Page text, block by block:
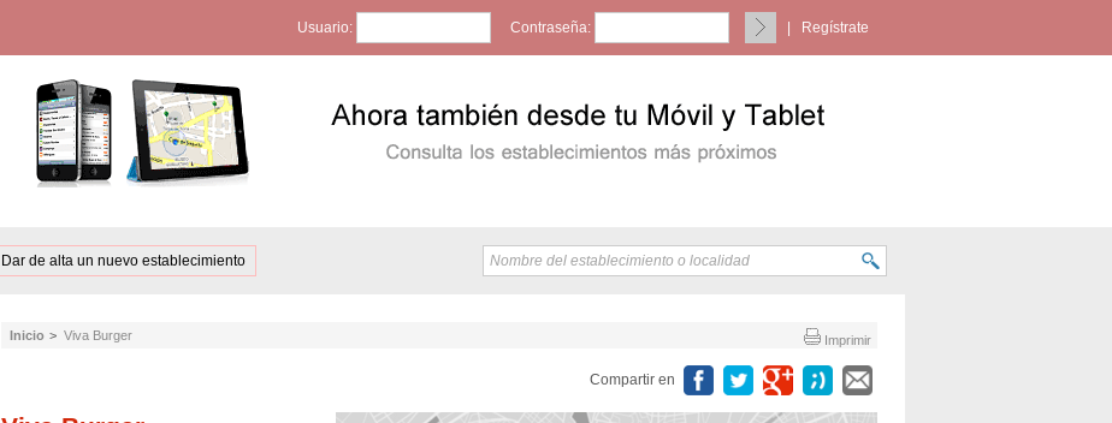
Usuario: Contraseña: Regístrate
Dar de alta un nuevo establecimiento
Imprimir
Inicio > Viva Burger
Compartir en